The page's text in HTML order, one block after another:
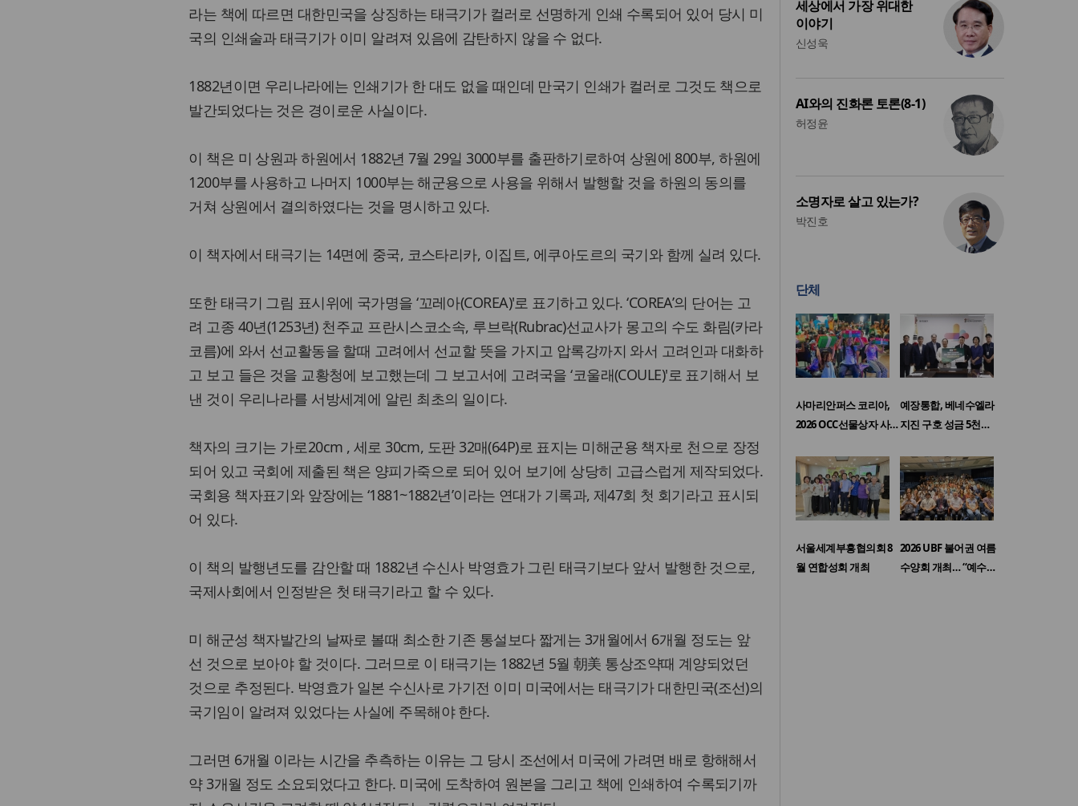
라는 책에 따르면 대한민국을 상징하는 태극기가 컬러로 선명하게 인쇄 수록되어 있어 당시 미
국의 인쇄술과 태극기가 이미 알려져 있음에 감탄하지 않을 수 없다.
1882년이면 우리나라에는 인쇄기가 한 대도 없을 때인데 만국기 인쇄가 컬러로 그것도 책으로
발간되었다는 것은 경이로운 사실이다.
이 책은 미 상원과 하원에서 1882년 7월 29일 3000부를 출판하기로하여 상원에 800부, 하원에
1200부를 사용하고 나머지 1000부는 해군용으로 사용을 위해서 발행할 것을 하원의 동의를
거쳐 상원에서 결의하였다는 것을 명시하고 있다.
이 책자에서 태극기는 14면에 중국, 코스타리카, 이집트, 에쿠아도르의 국기와 함께 실려 있다.
또한 태극기 그림 표시위에 국가명을 ‘꼬레아(COREA)'로 표기하고 있다. ‘COREA’의 단어는 고
려 고종 40년(1253년) 천주교 프란시스코소속, 루브락(Rubrac)선교사가 몽고의 수도 화림(카라
코름)에 와서 선교활동을 할때 고려에서 선교할 뜻을 가지고 압록강까지 와서 고려인과 대화하
고 보고 들은 것을 교황청에 보고했는데 그 보고서에 고려국을 ‘코울래(COULE)'로 표기해서 보
낸 것이 우리나라를 서방세계에 알린 최초의 일이다.
책자의 크기는 가로20cm , 세로 30cm, 도판 32매(64P)로 표지는 미해군용 책자로 천으로 장정
되어 있고 국회에 제출된 책은 양피가죽으로 되어 있어 보기에 상당히 고급스럽게 제작되었다.
국회용 책자표기와 앞장에는 ‘1881~1882년’이라는 연대가 기록과, 제47회 첫 회기라고 표시되
어 있다.
이 책의 발행년도를 감안할 때 1882년 수신사 박영효가 그린 태극기보다 앞서 발행한 것으로,
국제사회에서 인정받은 첫 태극기라고 할 수 있다.
미 해군성 책자발간의 날짜로 볼때 최소한 기존 통설보다 짧게는 3개월에서 6개월 정도는 앞
선 것으로 보아야 할 것이다. 그러므로 이 태극기는 1882년 5월 朝美 통상조약때 계양되었던
것으로 추정된다. 박영효가 일본 수신사로 가기전 이미 미국에서는 태극기가 대한민국(조선)의
국기임이 알려져 있었다는 사실에 주목해야 한다.
그러면 6개월 이라는 시간을 추측하는 이유는 그 당시 조선에서 미국에 가려면 배로 항해해서
약 3개월 정도 소요되었다고 한다. 미국에 도착하여 원본을 그리고 책에 인쇄하여 수록되기까
세상에서 가장 위대한
이야기
신성욱
AI와의 진화론 토론(8-1)
허정윤
소명자로 살고 있는가?
박진호
단체
사마리안퍼스 코리아,
2026 OCC선물상자 사…
예장통합, 베네수엘라
지진 구호 성금 5천…
서울세계부흥협의회 8
월 연합성회 개최
2026 UBF 불어권 여름
수양회 개최… “예수…